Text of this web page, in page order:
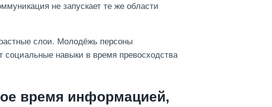
не запускает те же области
слои. Молодёжь персоны
навыки в время превосходства
время информацией,